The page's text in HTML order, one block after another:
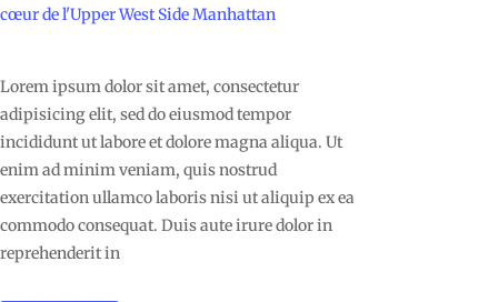
cœur de l'Upper West Side Manhattan
Lorem ipsum dolor sit amet, consectetur
adipisicing elit, sed do eiusmod tempor
incididunt ut labore et dolore magna aliqua. Ut
enim ad minim veniam, quis nostrud
exercitation ullamco laboris nisi ut aliquip ex ea
commodo consequat. Duis aute irure dolor in
reprehenderit in